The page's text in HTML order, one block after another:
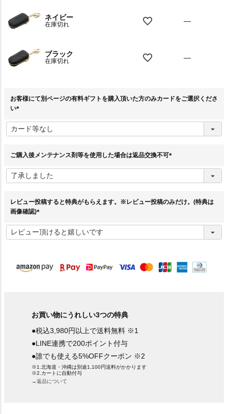
ネイビー
在庫切れ —
ブラック
在庫切れ —
お客様にて別ページの有料ギフトを購入頂いた方のみカードをご選択くださ
い
必
須
ご購入後メンテナンス剤等を使用した場合は返品交換不可
須
レビュー投稿すると特典がもらえます。※レビュー投稿のみだけ。(特典は
画像確認)
必
須
お買い物にうれしい3つの特典
●税込3,980円以上で送料無料 ※1
●LINE連携で200ポイント付与
●誰でも使える5%OFFクーポン ※2
※1.北海道・沖縄は別途1,100円送料がかかります
※2.カートに自動付与
→返品について